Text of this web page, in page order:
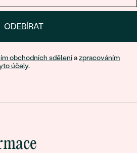
ODEBÍRAT
obchodních sděleníazpracováním
účely.